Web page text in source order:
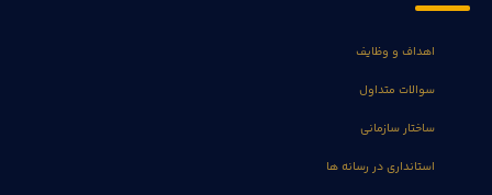
اهداف و وظایف
سوالات متداول
ساختار سازمانی
استانداری در رسانه ها